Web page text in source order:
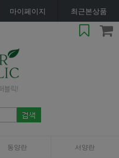
마이페이지 최근본상품
동양란 서양란